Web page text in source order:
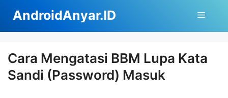
isi
AndroidAnyar.ID Menu
Cara Mengatasi BBM Lupa Kata
Sandi (Password) Masuk